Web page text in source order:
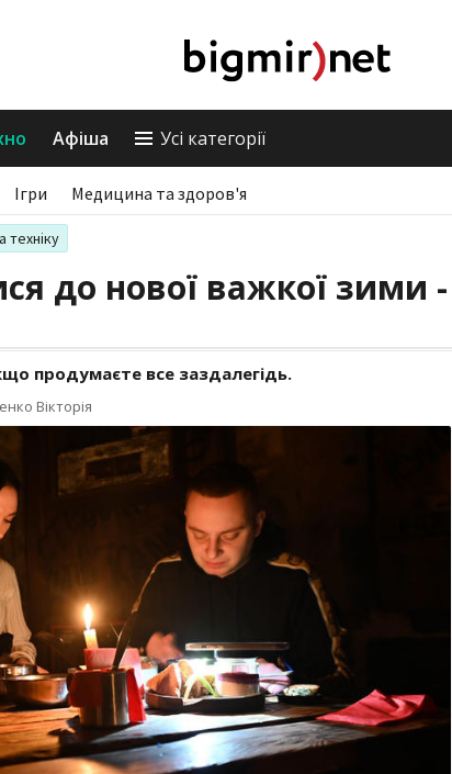
Афіша Усі категорії
Ігри Медицина та здоров'я
до нової важкої зими -
продумаєте все заздалегідь.
Вікторія